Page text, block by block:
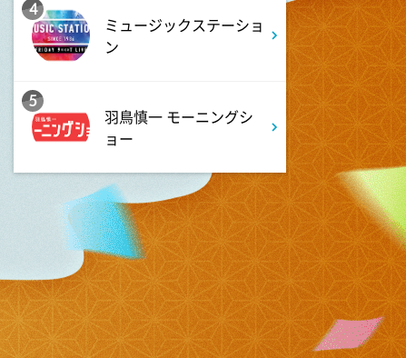
10周年あいみょん、TMR、
HY…名曲続々!ATEEZがヒット
曲
9:54
報道ステーション
よる 11:10
熱闘甲子園 涙は、強さにな
る。
よる 11:40
気づきの扉
4
ミュージックステーショ
ン
5
羽鳥慎一 モーニングシ
ョー